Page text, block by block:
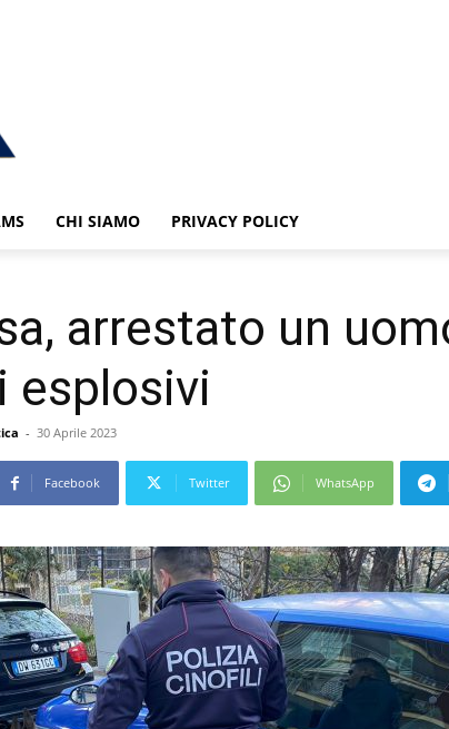
CHI SIAMO PRIVACY POLICY
arrestato un
esplosivi
- 30 Aprile 2023
Facebook Twitter WhatsApp